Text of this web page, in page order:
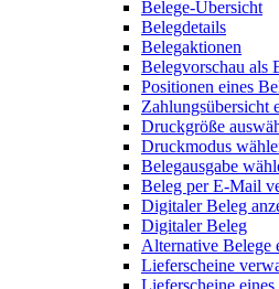
Belege-Übersicht
Belegdetails
Belegaktionen
Belegvorschau als
Positionen eines
Zahlungsübersicht
Druckgröße
Druckmodus
Belegausgabe
Beleg per E-Mail
Digitaler Beleg
Digitaler Beleg
Alternative Belege
Lieferscheine
Lieferscheine